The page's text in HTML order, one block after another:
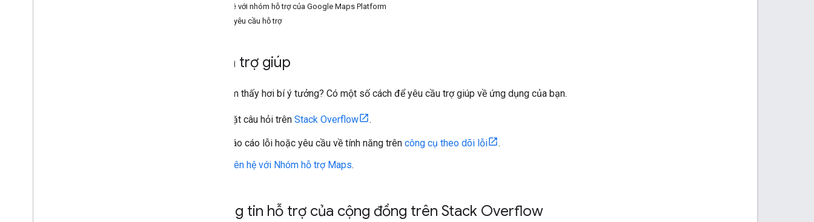
Liên hệ với nhóm hỗ trợ của Google Maps Platform
Tạo yêu cầu hỗ trợ
Nhận trợ giúp
Bạn cảm thấy hơi bí ý tưởng? Có một số cách để yêu cầu trợ giúp về ứng dụng của bạn.
Đặt câu hỏi trên Stack Overflow .
Báo cáo lỗi hoặc yêu cầu về tính năng trên công cụ theo dõi lỗi
.
Liên hệ với Nhóm hỗ trợ Maps.
Thông tin hỗ trợ của cộng đồng trên Stack Overflow